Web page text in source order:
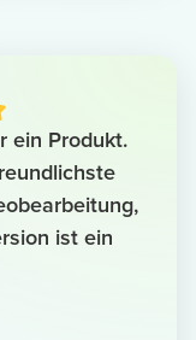
ein Produkt.
ist ein